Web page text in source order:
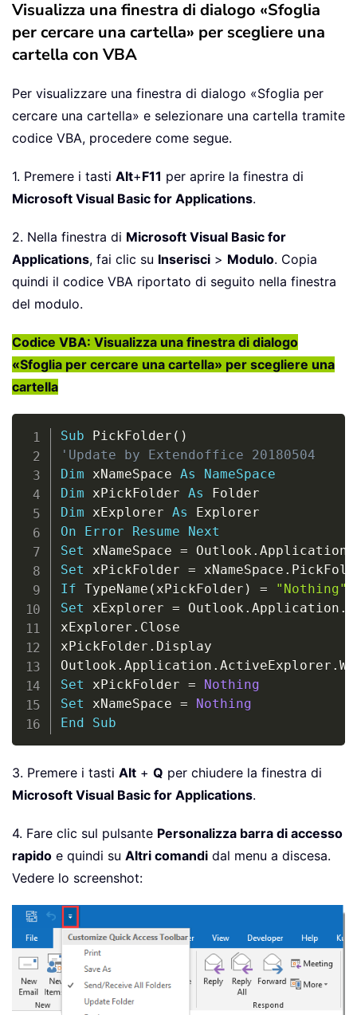
Visualizza una finestra di dialogo «Sfoglia
per cercare una cartella» per scegliere una
cartella con VBA
Per visualizzare una finestra di dialogo «Sfoglia per
cercare una cartella» e selezionare una cartella tramite
codice VBA, procedere come segue.
1. Premere i tasti Alt+F11 per aprire la finestra di
Microsoft Visual Basic for Applications.
2. Nella finestra di Microsoft Visual Basic for
Applications, fai clic su Inserisci > Modulo. Copia
quindi il codice VBA riportato di seguito nella finestra
del modulo.
Codice VBA: Visualizza una finestra di dialogo
«Sfoglia per cercare una cartella» per scegliere una
cartella
Sub PickFolder ( )
'Update by Extendoffice 20180504
Dim xNameSpace As
NameSpace
Dim xPickFolder As
Dim xExplorer As
On
Error Resume
Next
Set xNameSpace = Outlook . Application
Set xPickFolder = xNameSpace .
If TypeName ( xPickFolder ) = "Nothing"
Set xExplorer = Outlook . Application .
xExplorer . Close
xPickFolder . Display
Outlook . Application . ActiveExplorer .
Set xPickFolder =
Nothing
Set xNameSpace =
Nothing
End
Sub
3. Premere i tasti Alt + Q per chiudere la finestra di
Microsoft Visual Basic for Applications.
4. Fare clic sul pulsante Personalizza barra di accesso
rapido e quindi su Altri comandi dal menu a discesa.
Vedere lo screenshot: